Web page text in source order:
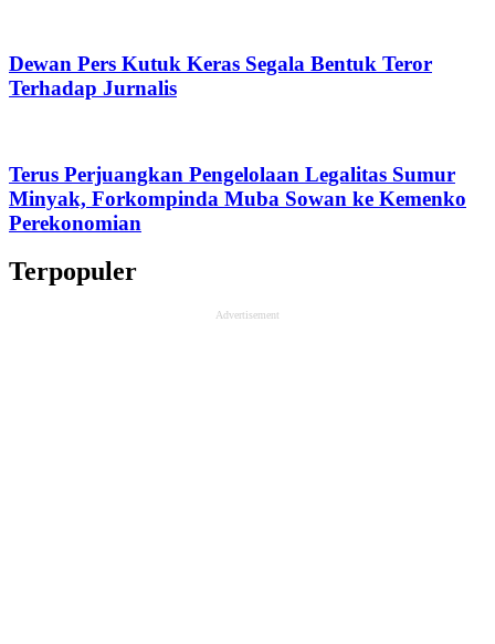
Dewan Pers Kutuk Keras Segala Bentuk Teror
Terhadap Jurnalis
Terus Perjuangkan Pengelolaan Legalitas Sumur
Minyak, Forkompinda Muba Sowan ke Kemenko
Perekonomian
Terpopuler
Advertisement